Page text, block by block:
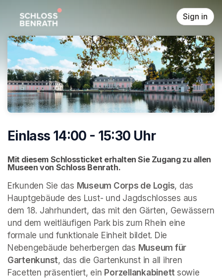
Sign in
Einlass 14:00 - 15:30 Uhr
Mit diesem Schlossticket erhalten Sie Zugang zu allen
Museen von Schloss Benrath.
Erkunden Sie das Museum Corps de Logis, das
Hauptgebäude des Lust- und Jagdschlosses aus
dem 18. Jahrhundert, das mit den Gärten, Gewässern
und dem weitläufigen Park bis zum Rhein eine
formale und funktionale Einheit bildet. Die
Nebengebäude beherbergen das Museum für
Gartenkunst, das die Gartenkunst in all ihren
Facetten präsentiert, ein Porzellankabinett sowie